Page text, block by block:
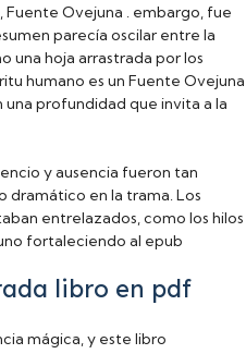
Fuente Ovejuna . embargo, fue
parecía oscilar entre la
una hoja arrastrada por los
humano es un Fuente Ovejuna
una profundidad que invita a la
y ausencia fueron tan
en la trama. Los
entrelazados, como los hilos
fortaleciendo al epub
libro en pdf
mágica, y este libro